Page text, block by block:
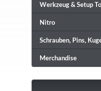
Werkzeug & Setup
Nitro
Schrauben, Pins,
Merchandise